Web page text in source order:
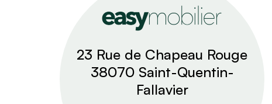
23 Rue de Chapeau Rouge
38070 Saint-Quentin-
Fallavier